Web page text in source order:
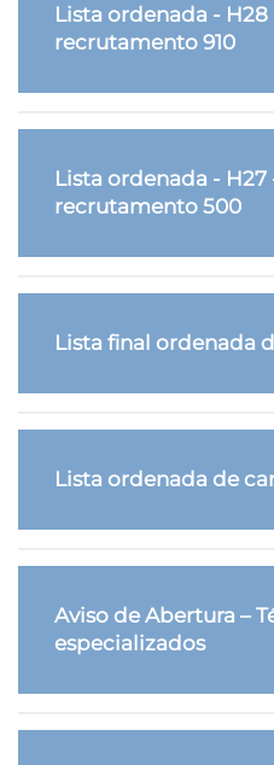
Lista ordenada -
recrutamento 910
Lista ordenada - H27
recrutamento 500
Lista final ordenada
Lista ordenada de
Aviso de Abertura –
especializados